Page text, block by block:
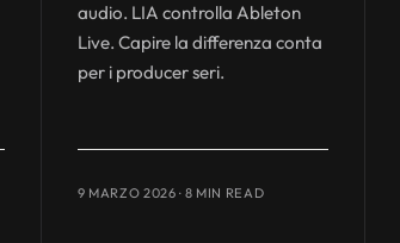
audio. LIA controlla Ableton
Live. Capire la differenza conta
per i producer seri.
9 MARZO 2026 · 8 MIN READ